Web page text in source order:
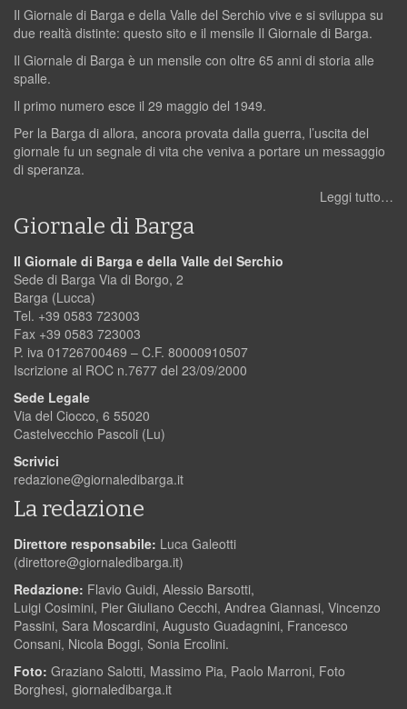
Il Giornale di Barga e della Valle del Serchio vive e si sviluppa su
due realtà distinte: questo sito e il mensile Il Giornale di Barga.
Il Giornale di Barga è un mensile con oltre 65 anni di storia alle
spalle.
Il primo numero esce il 29 maggio del 1949.
Per la Barga di allora, ancora provata dalla guerra, l’uscita del
giornale fu un segnale di vita che veniva a portare un messaggio
di speranza.
Leggi tutto…
Giornale di Barga
Il Giornale di Barga e della Valle del Serchio
Sede di Barga Via di Borgo, 2
Barga (Lucca)
Tel. +39 0583 723003
Fax +39 0583 723003
P. iva 01726700469 – C.F. 80000910507
Iscrizione al ROC n.7677 del 23/09/2000
Sede Legale
Via del Ciocco, 6 55020
Castelvecchio Pascoli (Lu)
Scrivici
redazione@giornaledibarga.it
La redazione
Direttore responsabile: Luca Galeotti
(direttore@giornaledibarga.it)
Redazione: Flavio Guidi, Alessio Barsotti,
Luigi Cosimini, Pier Giuliano Cecchi, Andrea Giannasi, Vincenzo
Passini, Sara Moscardini, Augusto Guadagnini, Francesco
Consani, Nicola Boggi, Sonia Ercolini.
Foto: Graziano Salotti, Massimo Pia, Paolo Marroni, Foto
Borghesi, giornaledibarga.it